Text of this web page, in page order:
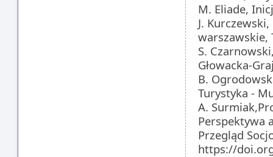
M. Eliade,
J.
warszawskie,
S.
Głowacka-
B.
Turystyka -
A.
Perspektywa
Przegląd
https://